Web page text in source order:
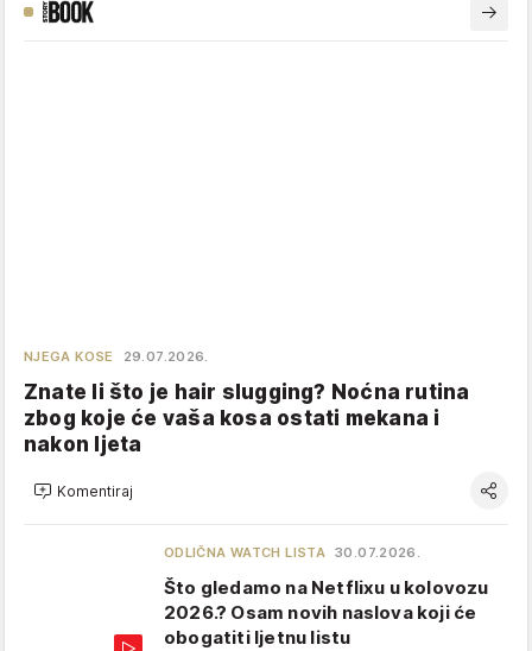
NJEGA KOSE 29.07.2026.
Znate li što je hair slugging? Noćna rutina
zbog koje će vaša kosa ostati mekana i
nakon ljeta
Komentiraj
ODLIČNA WATCH LISTA 30.07.2026.
Što gledamo na Netflixu u kolovozu
2026.? Osam novih naslova koji će
obogatiti ljetnu listu